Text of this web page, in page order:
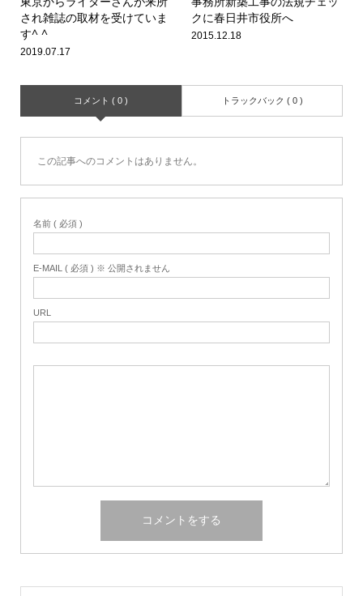
され雑誌の取材を受けていま
す^ ^
2019.07.17
クに春日井市役所へ
2015.12.18
コメント ( 0 ) トラックバック ( 0 )
この記事へのコメントはありません。
名前 ( 必須 )
E-MAIL ( 必須 ) ※ 公開されません
URL